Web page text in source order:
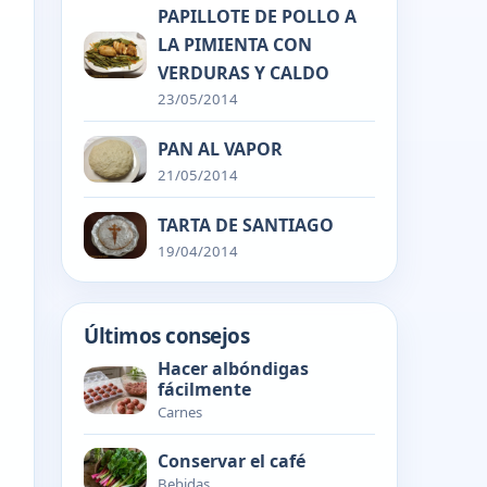
PAPILLOTE DE POLLO A
LA PIMIENTA CON
VERDURAS Y CALDO
23/05/2014
PAN AL VAPOR
21/05/2014
TARTA DE SANTIAGO
19/04/2014
Últimos consejos
Hacer albóndigas
fácilmente
Carnes
Conservar el café